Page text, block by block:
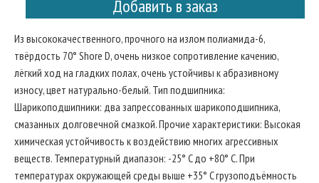
Добавить в заказ
Из высококачественного, прочного на излом полиамида-6,
твёрдость 70° Shore D, очень низкое сопротивление качению,
лёгкий ход на гладких полах, очень устойчивы к абразивному
износу, цвет натурально-белый. Тип подшипника:
Шарикоподшипники: два запрессованных шарикоподшипника,
смазанных долговечной смазкой. Прочие характеристики: Высокая
химическая устойчивость к воздействию многих агрессивных
веществ. Температурный диапазон: -25° C до +80° C. При
температурах окружающей среды выше +35° C грузоподъёмность